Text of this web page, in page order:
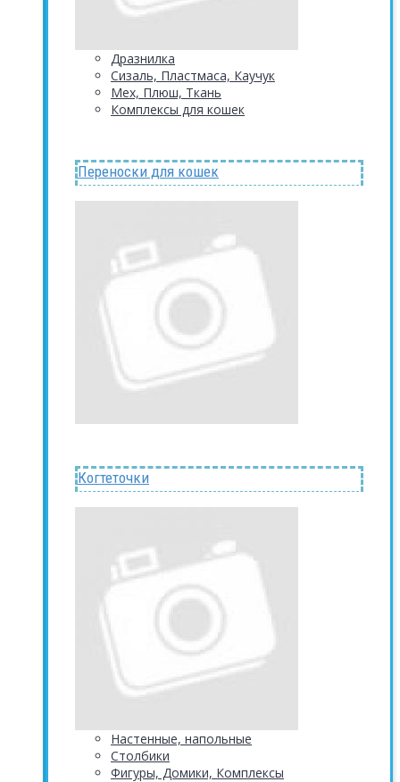
Дразнилка
Сизаль, Пластмаса, Каучук
Мех, Плюш, Ткань
Комплексы для кошек
Переноски для кошек
Когтеточки
Настенные, напольные
Столбики
Фигуры, Домики, Комплексы